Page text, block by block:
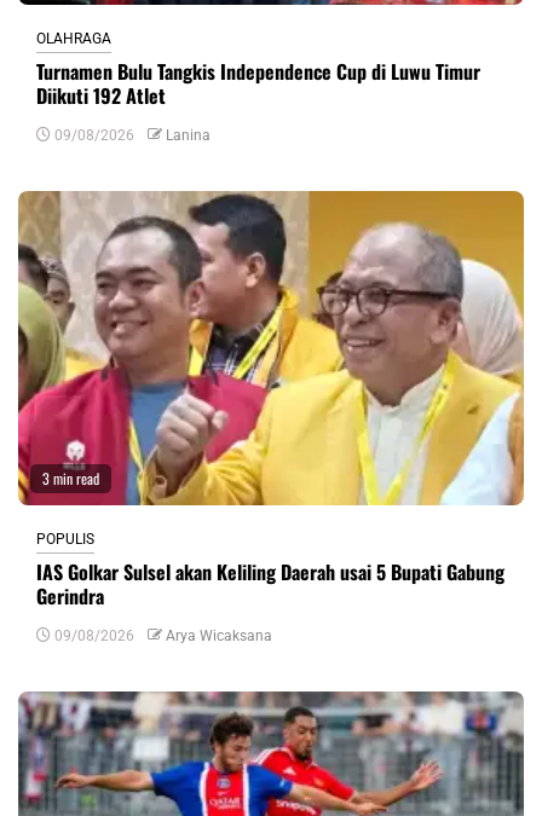
OLAHRAGA
Turnamen Bulu Tangkis Independence Cup di Luwu Timur
Diikuti 192 Atlet
09/08/2026 Lanina
3 min read
POPULIS
IAS Golkar Sulsel akan Keliling Daerah usai 5 Bupati Gabung
Gerindra
09/08/2026 Arya Wicaksana